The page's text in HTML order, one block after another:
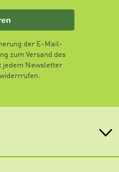
der E-Mail-
zum Versand des
jedem Newsletter